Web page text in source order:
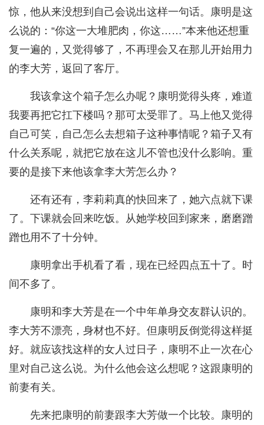
惊，他从来没想到自己会说出这样一句话。康明是这
么说的：“你这一大堆肥肉，你这……”本来他还想重
复一遍的，又觉得够了，不再理会又在那儿开始用力
的李大芳，返回了客厅。
我该拿这个箱子怎么办呢？康明觉得头疼，难道
我要再把它扛下楼吗？那可太受罪了。马上他又觉得
自己可笑，自己怎么去想箱子这种事情呢？箱子又有
什么关系呢，就把它放在这儿不管也没什么影响。重
要的是接下来他该拿李大芳怎么办？
还有还有，李莉莉真的快回来了，她六点就下课
了。下课就会回来吃饭。从她学校回到家来，磨磨蹭
蹭也用不了十分钟。
康明拿出手机看了看，现在已经四点五十了。时
间不多了。
康明和李大芳是在一个中年单身交友群认识的。
李大芳不漂亮，身材也不好。但康明反倒觉得这样挺
好。就应该找这样的女人过日子，康明不止一次在心
里对自己这么说。为什么他会这么想呢？这跟康明的
前妻有关。
先来把康明的前妻跟李大芳做一个比较。康明的